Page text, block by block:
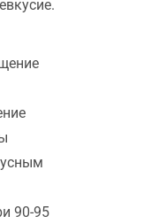
90-95